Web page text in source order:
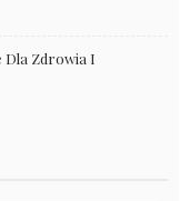
Dla Zdrowia I